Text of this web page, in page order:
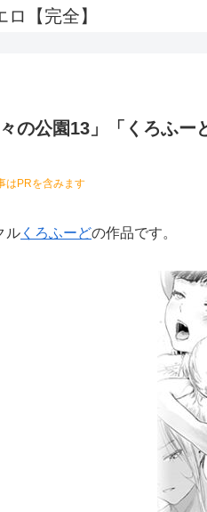
【完全】
々の公園13」「くろふー
はPRを含みます
ル くろふーどの作品です。